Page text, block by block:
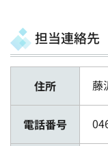
担当連絡先
住所 藤
電話番号